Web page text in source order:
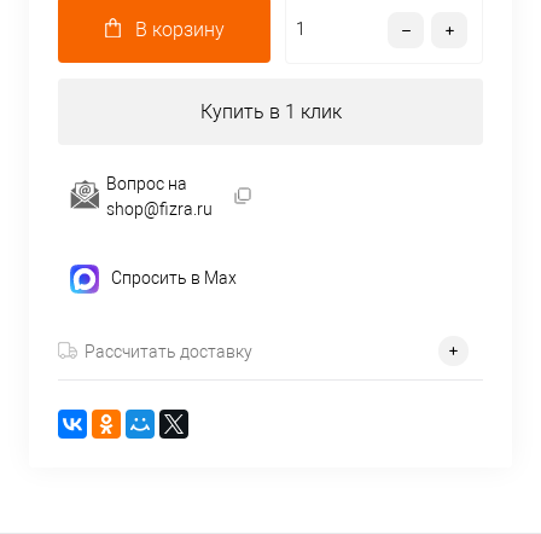
В корзину
Купить в 1 клик
Вопрос на
shop@fizra.ru
Спросить в Max
Рассчитать доставку